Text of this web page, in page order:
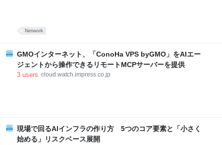
Network
GMOインターネット、「ConoHa VPS byGMO」をAIエー
ジェントから操作できるリモートMCPサーバーを提供
3 users cloud.watch.impress.co.jp
現場で回るAIインフラの作り方 5つのコア要素と「小さく
始める」リスクベース展開